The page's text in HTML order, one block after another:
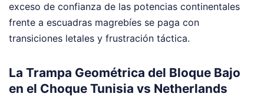
exceso de confianza de las potencias continentales
frente a escuadras magrebíes se paga con
transiciones letales y frustración táctica.
La Trampa Geométrica del Bloque Bajo
en el Choque Tunisia vs Netherlands